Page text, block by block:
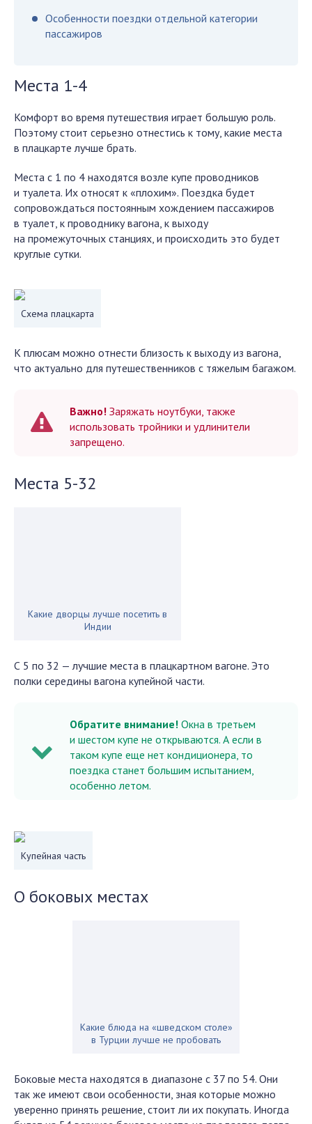
Особенности поездки отдельной категории
пассажиров
Места 1-4
Комфорт во время путешествия играет большую роль.
Поэтому стоит серьезно отнестись к тому, какие места
в плацкарте лучше брать.
Места с 1 по 4 находятся возле купе проводников
и туалета. Их относят к «плохим». Поездка будет
сопровождаться постоянным хождением пассажиров
в туалет, к проводнику вагона, к выходу
на промежуточных станциях, и происходить это будет
круглые сутки.
Схема плацкарта
К плюсам можно отнести близость к выходу из вагона,
что актуально для путешественников с тяжелым багажом.
Важно! Заряжать ноутбуки, также
использовать тройники и удлинители
запрещено.
Места 5-32
Какие дворцы лучше посетить в
Индии
С 5 по 32 — лучшие места в плацкартном вагоне. Это
полки середины вагона купейной части.
Обратите внимание! Окна в третьем
и шестом купе не открываются. А если в
таком купе еще нет кондиционера, то
поездка станет большим испытанием,
особенно летом.
Купейная часть
О боковых местах
Какие блюда на «шведском столе»
в Турции лучше не пробовать
Боковые места находятся в диапазоне с 37 по 54. Они
так же имеют свои особенности, зная которые можно
уверенно принять решение, стоит ли их покупать. Иногда